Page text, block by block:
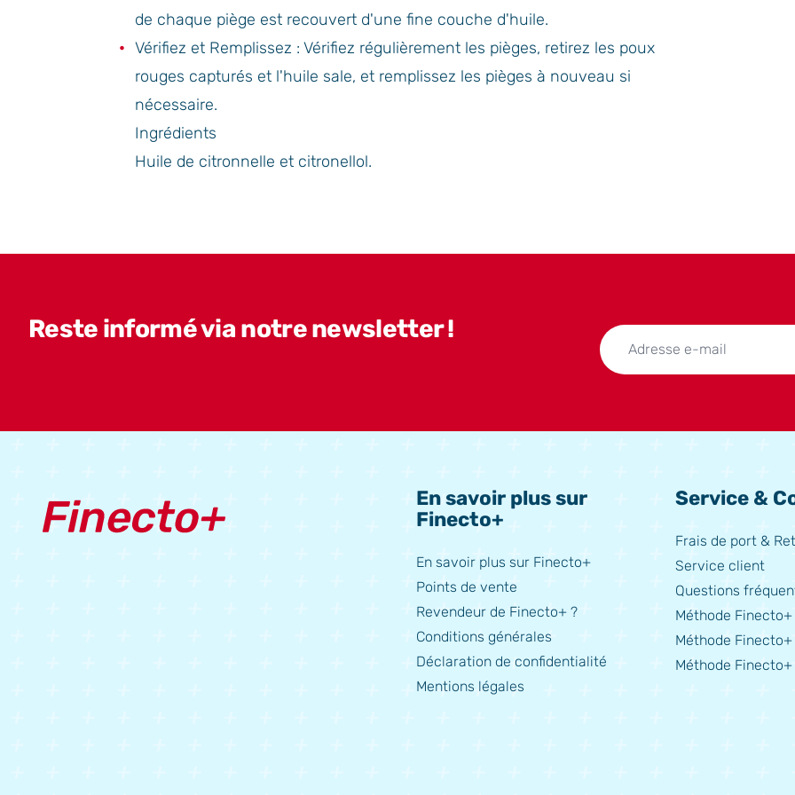
de chaque piège est recouvert d'une fine couche d'huile.
Vérifiez et Remplissez : Vérifiez régulièrement les pièges, retirez les poux
rouges capturés et l'huile sale, et remplissez les pièges à nouveau si
nécessaire.
Ingrédients
Huile de citronnelle et citronellol.
Reste informé via notre newsletter !
En savoir plus sur
Finecto+
En savoir plus sur Finecto+
Points de vente
Revendeur de Finecto+ ?
Conditions générales
Déclaration de confidentialité
Mentions légales
Service &
Frais de port &
Service client
Questions
Méthode
Méthode
Méthode Finecto+